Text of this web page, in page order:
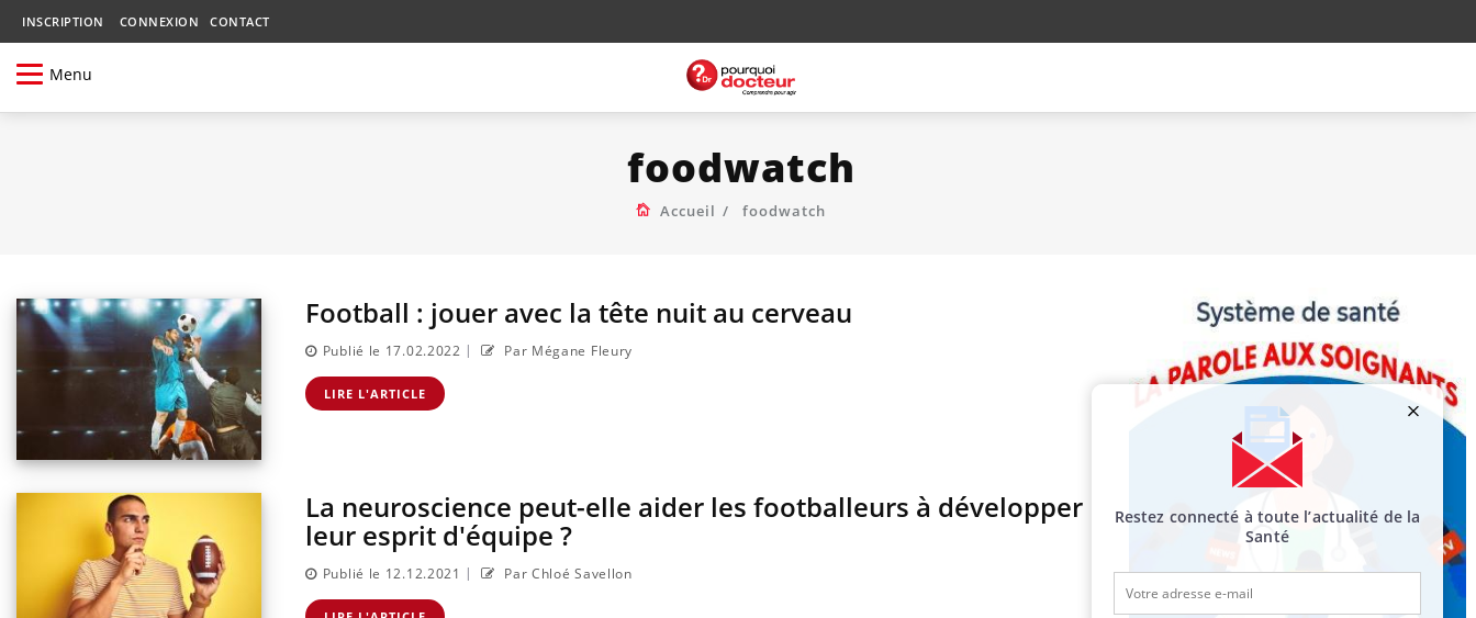
INSCRIPTION CONNEXION CONTACT
Menu
foodwatch
Accueil foodwatch
Football : jouer avec la tête nuit au cerveau
Publié le 17.02.2022 | Par Mégane Fleury
LIRE L'ARTICLE
La neuroscience peut-elle aider les footballeurs à développer
leur esprit d'équipe ?
Publié le 12.12.2021 | Par Chloé Savellon
Restez connecté à toute l’actualité de la
Santé